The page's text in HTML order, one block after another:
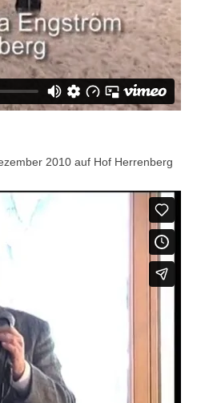
2010 auf Hof Herrenberg